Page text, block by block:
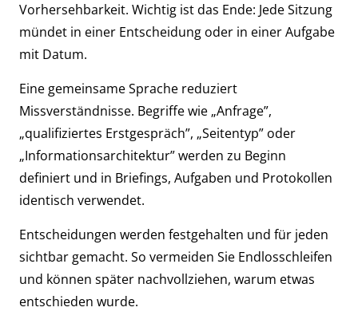
Vorhersehbarkeit. Wichtig ist das Ende: Jede Sitzung
mündet in einer Entscheidung oder in einer Aufgabe
mit Datum.
Eine gemeinsame Sprache reduziert
Missverständnisse. Begriffe wie „Anfrage”,
„qualifiziertes Erstgespräch”, „Seitentyp” oder
„Informationsarchitektur” werden zu Beginn
definiert und in Briefings, Aufgaben und Protokollen
identisch verwendet.
Entscheidungen werden festgehalten und für jeden
sichtbar gemacht. So vermeiden Sie Endlosschleifen
und können später nachvollziehen, warum etwas
entschieden wurde.